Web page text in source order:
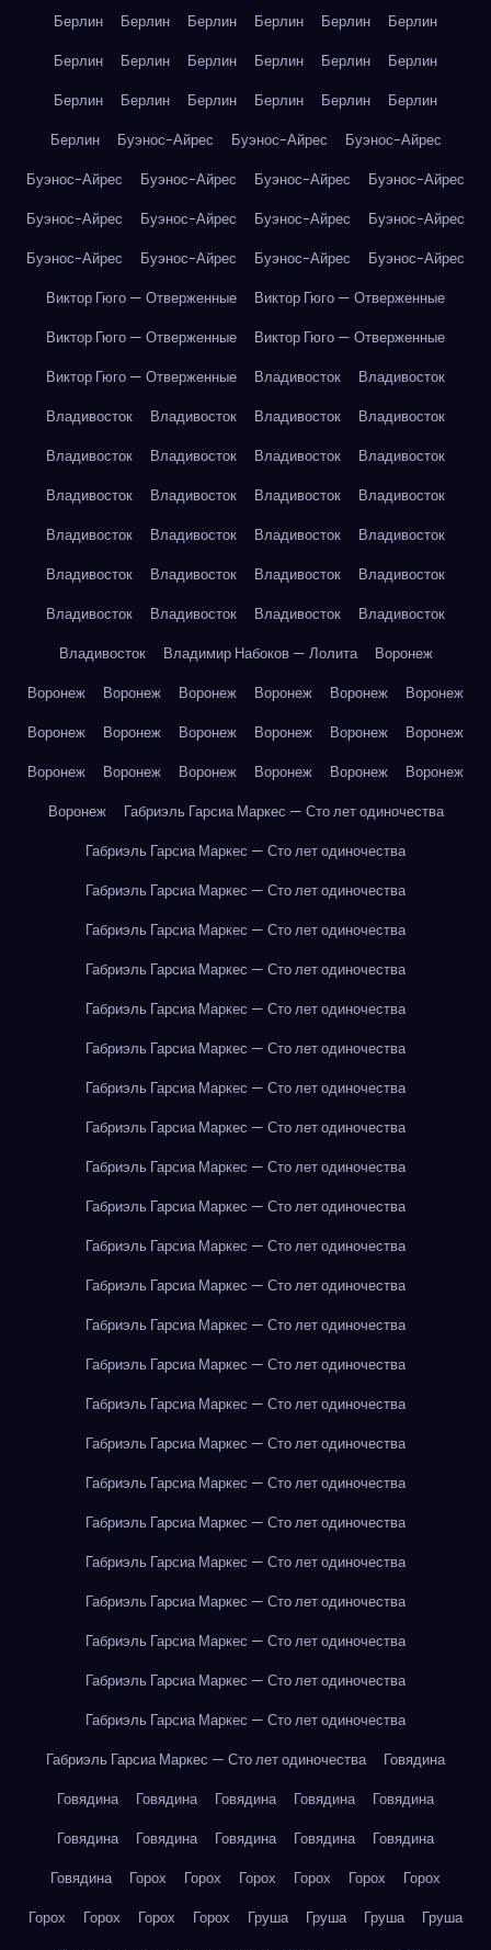
Берлин Берлин Берлин Берлин Берлин
Берлин
Берлин
Берлин Берлин Берлин Берлин
Берлин
Берлин
Берлин Берлин Берлин Берлин
Берлин
Берлин
Буэнос-Айрес Буэнос-Айрес
Буэнос-Айрес
Буэнос-Айрес
Буэнос-Айрес Буэнос-Айрес
Буэнос-Айрес
Буэнос-Айрес
Буэнос-Айрес Буэнос-Айрес
Буэнос-Айрес
Буэнос-Айрес
Буэнос-Айрес Буэнос-Айрес
Буэнос-Айрес
Виктор Гюго — Отверженные
Виктор Гюго — Отверженные
Виктор Гюго — Отверженные
Виктор Гюго — Отверженные
Виктор Гюго — Отверженные
Владивосток
Владивосток
Владивосток
Владивосток Владивосток
Владивосток
Владивосток
Владивосток Владивосток
Владивосток
Владивосток
Владивосток Владивосток
Владивосток
Владивосток
Владивосток Владивосток
Владивосток
Владивосток
Владивосток Владивосток
Владивосток
Владивосток
Владивосток Владивосток
Владивосток
Владивосток
Владимир Набоков — Лолита
Воронеж
Воронеж
Воронеж Воронеж Воронеж Воронеж
Воронеж
Воронеж
Воронеж Воронеж Воронеж Воронеж
Воронеж
Воронеж
Воронеж Воронеж Воронеж Воронеж
Воронеж
Воронеж
Габриэль Гарсиа Маркес — Сто лет одиночества
Габриэль Гарсиа Маркес — Сто лет одиночества
Габриэль Гарсиа Маркес — Сто лет одиночества
Габриэль Гарсиа Маркес — Сто лет одиночества
Габриэль Гарсиа Маркес — Сто лет одиночества
Габриэль Гарсиа Маркес — Сто лет одиночества
Габриэль Гарсиа Маркес — Сто лет одиночества
Габриэль Гарсиа Маркес — Сто лет одиночества
Габриэль Гарсиа Маркес — Сто лет одиночества
Габриэль Гарсиа Маркес — Сто лет одиночества
Габриэль Гарсиа Маркес — Сто лет одиночества
Габриэль Гарсиа Маркес — Сто лет одиночества
Габриэль Гарсиа Маркес — Сто лет одиночества
Габриэль Гарсиа Маркес — Сто лет одиночества
Габриэль Гарсиа Маркес — Сто лет одиночества
Габриэль Гарсиа Маркес — Сто лет одиночества
Габриэль Гарсиа Маркес — Сто лет одиночества
Габриэль Гарсиа Маркес — Сто лет одиночества
Габриэль Гарсиа Маркес — Сто лет одиночества
Габриэль Гарсиа Маркес — Сто лет одиночества
Габриэль Гарсиа Маркес — Сто лет одиночества
Габриэль Гарсиа Маркес — Сто лет одиночества
Габриэль Гарсиа Маркес — Сто лет одиночества
Габриэль Гарсиа Маркес — Сто лет одиночества
Габриэль Гарсиа Маркес — Сто лет одиночества
Говядина
Говядина
Говядина Говядина Говядина
Говядина
Говядина
Говядина Говядина Говядина
Говядина
Говядина
Горох Горох Горох Горох Горох
Горох
Горох
Горох Горох Горох Груша Груша Груша
Груша